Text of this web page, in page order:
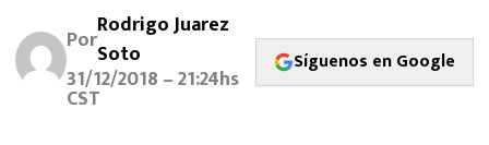
SELECCIÓN MEXICANA
PorRodrigo Juarez
Soto
31/12/2018 – 21:24hs
CST
Síguenos en Google